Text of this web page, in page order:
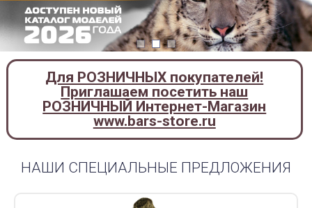
Для РОЗНИЧНЫХ покупателей!
Приглашаем посетить наш
РОЗНИЧНЫЙ Интернет-Магазин
www.bars-store.ru
НАШИ СПЕЦИАЛЬНЫЕ ПРЕДЛОЖЕНИЯ